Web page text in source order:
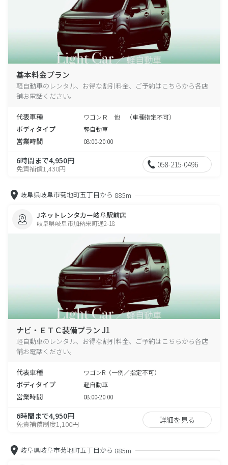
基本料金プラン
軽自動車のレンタル、お得な割引料金、ご予約はこちらから各店
舗お電話ください。
代表車種 ワゴンＲ 他 （車種指定不可）
ボディタイプ 軽自動車
営業時間 08:00-20:00
6時間まで4,950円
免責補償1,430円 058-215-0496
岐阜県岐阜市菊地町五丁目から 885m
Jネットレンタカー岐阜駅前店
岐阜県岐阜市加納栄町通2-18
ナビ・ＥＴＣ装備プラン J1
軽自動車のレンタル、お得な割引料金、ご予約はこちらから各店
舗お電話ください。
代表車種 ワゴンR（一例／指定不可）
ボディタイプ 軽自動車
営業時間 08:00-20:00
6時間まで4,950円
免責補償制度1,100円 詳細を見る
岐阜県岐阜市菊地町五丁目から 885m